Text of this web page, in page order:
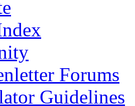
Forums
Guidelines